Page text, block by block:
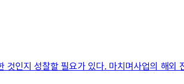
인지 성찰할 필요가 있다. 마치며사업의 해